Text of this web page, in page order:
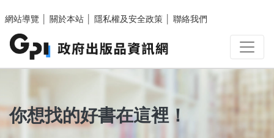
網站導覽
關於本站 隱私權及安全政策 聯絡我們
你想找的好書在這裡！